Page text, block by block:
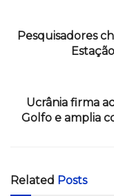
Pesquisadores
Ucrânia firma
Golfo e amplia
Related Posts